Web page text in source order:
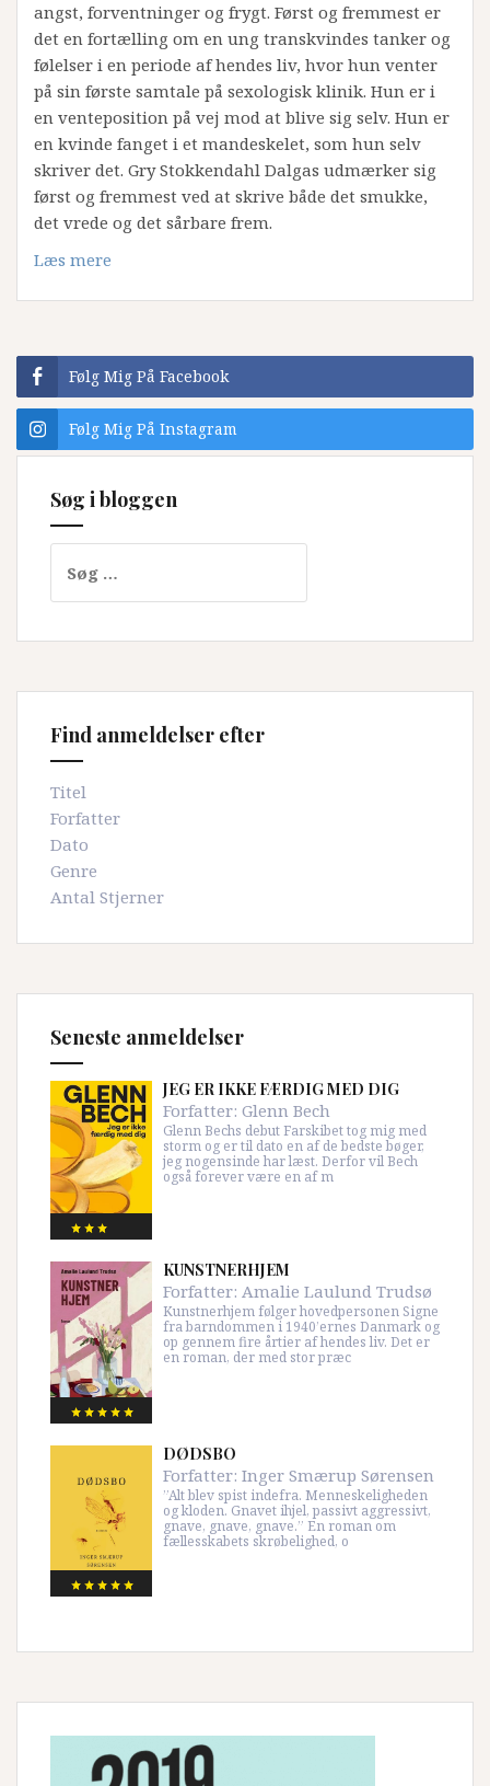
angst, forventninger og frygt. Først og fremmest er
det en fortælling om en ung transkvindes tanker og
følelser i en periode af hendes liv, hvor hun venter
på sin første samtale på sexologisk klinik. Hun er i
en venteposition på vej mod at blive sig selv. Hun er
en kvinde fanget i et mandeskelet, som hun selv
skriver det. Gry Stokkendahl Dalgas udmærker sig
først og fremmest ved at skrive både det smukke,
det vrede og det sårbare frem.
Læs mere
Følg Mig På Facebook
Følg Mig På Instagram
Søg i bloggen
efter:
Find anmeldelser efter
Titel
Forfatter
Dato
Genre
Antal Stjerner
Seneste anmeldelser
JEG ER IKKE FÆRDIG MED DIG
Forfatter: Glenn Bech
Glenn Bechs debut Farskibet tog mig med
storm og er til dato en af de bedste bøger,
jeg nogensinde har læst. Derfor vil Bech
også forever være en af m
KUNSTNERHJEM
Forfatter: Amalie Laulund Trudsø
Kunstnerhjem følger hovedpersonen Signe
fra barndommen i 1940’ernes Danmark og
op gennem fire årtier af hendes liv. Det er
en roman, der med stor præc
DØDSBO
Forfatter: Inger Smærup Sørensen
”Alt blev spist indefra. Menneskeligheden
og kloden. Gnavet ihjel, passivt aggressivt,
gnave, gnave, gnave.” En roman om
fællesskabets skrøbelighed, o